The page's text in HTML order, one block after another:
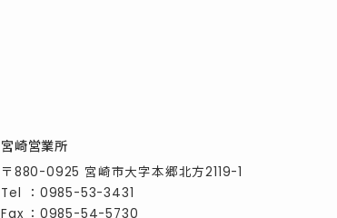
宮崎営業所
〒880-0925 宮崎市大字本郷北方2119-1
Tel
： 0985-53-3431
Fax ：0985-54-5730